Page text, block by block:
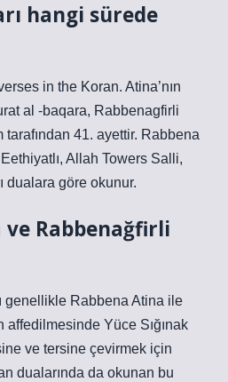
hangi sürede
in the Koran. Atina’nın
al -baqara, Rabbenagfirli
tarafından 41. ayettir. Rabbena
Allah Towers Salli,
dualara göre okunur.
Rabbenağfirli
genellikle Rabbena Atina ile
affedilmesinde Yüce Sığınak
ve tersine çevirmek için
dualarında da okunan bu